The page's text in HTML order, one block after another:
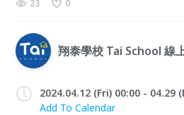
23 0
翔泰學校 Tai School 線
2024.04.12 (Fri) 00:00 - 04.29
Add To Calendar